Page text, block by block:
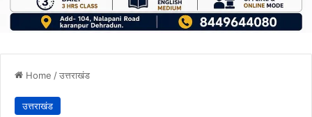
Home /उत्तराखंड
उत्तराखंड